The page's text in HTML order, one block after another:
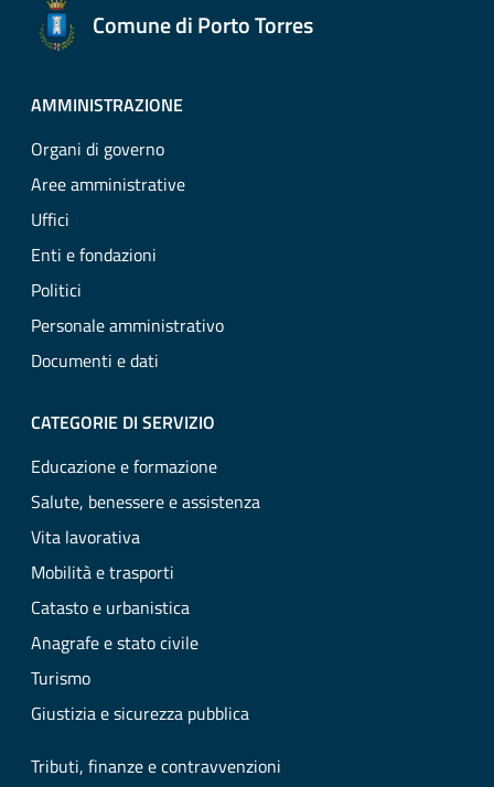
Comune di Porto Torres
AMMINISTRAZIONE
Organi di governo
Aree amministrative
Uffici
Enti e fondazioni
Politici
Personale amministrativo
Documenti e dati
CATEGORIE DI SERVIZIO
Educazione e formazione
Salute, benessere e assistenza
Vita lavorativa
Mobilità e trasporti
Catasto e urbanistica
Anagrafe e stato civile
Turismo
Giustizia e sicurezza pubblica
Tributi, finanze e contravvenzioni